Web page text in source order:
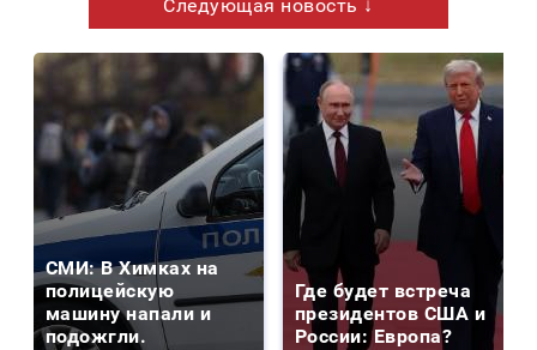
Следующая новость ↓
СМИ: В Химках на
полицейскую
машину напали и
подожгли.
Где будет встреча
президентов США и
России: Европа?